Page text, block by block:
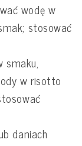
wodę w
stosować
smaku,
w risotto
daniach